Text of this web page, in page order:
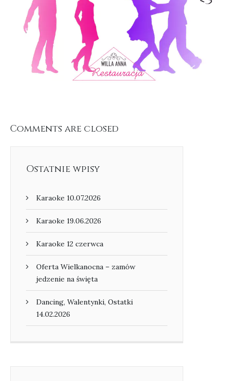
Comments are closed
Ostatnie wpisy
Karaoke 10.07.2026
Karaoke 19.06.2026
Karaoke 12 czerwca
Oferta Wielkanocna – zamów
jedzenie na święta
Dancing, Walentynki, Ostatki
14.02.2026